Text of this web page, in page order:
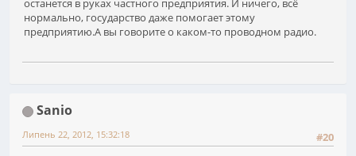
останется в руках частного предприятия. И ничего, всё
нормально, государство даже помогает этому
предприятию.А вы говорите о каком-то проводном радио.
Sanio
#20
Липень 22, 2012, 15:32:18